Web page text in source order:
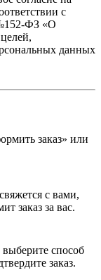
с
ФЗ «О
данных
заказ» или
с вами,
заказ за вас.
способ
заказ.